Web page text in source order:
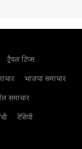
ट्रैवल टिप्स
भाजपा समाचार
समाचार
रेसिपी